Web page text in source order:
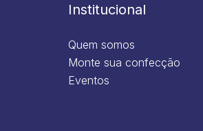
Institucional
Quem somos
Monte sua confecção
Eventos